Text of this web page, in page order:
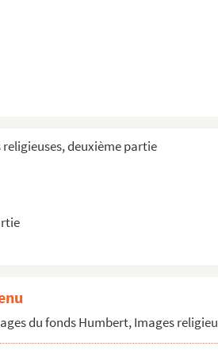
deuxième partie
du fonds Humbert, Images